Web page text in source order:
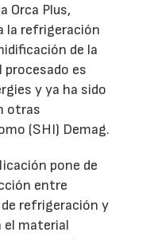
Orca Plus,
la refrigeración
de la
procesado es
y ya ha sido
otras
(SHI) Demag.
pone de
entre
refrigeración y
material